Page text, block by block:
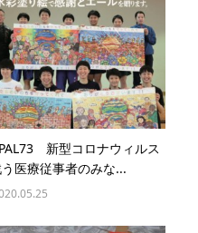
新型コロナウィルス
う医療従事者のみな...